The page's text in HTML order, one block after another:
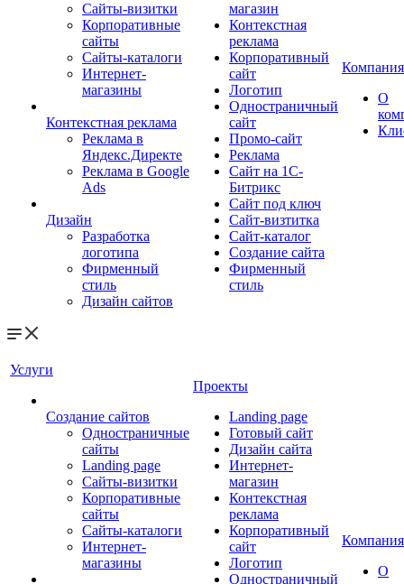
Сайты-визитки
Корпоративные
сайты
Сайты-каталоги
Интернет-
магазины
Контекстная реклама
Реклама в
Яндекс.Директе
Реклама в Google
Ads
Дизайн
Разработка
логотипа
Фирменный
стиль
Дизайн сайтов
магазин
Контекстная
реклама
Корпоративный
сайт
Логотип
Одностраничный
сайт
Промо-сайт
Реклама
Сайт на 1С-
Битрикс
Сайт под ключ
Сайт-визтитка
Сайт-каталог
Создание сайта
Фирменный
стиль
Компания
О
Услуги
Создание сайтов
Одностраничные
сайты
Landing page
Сайты-визитки
Корпоративные
сайты
Сайты-каталоги
Интернет-
магазины
Проекты
Landing page
Готовый сайт
Дизайн сайта
Интернет-
магазин
Контекстная
реклама
Корпоративный
сайт
Логотип
Одностраничный
Компания
О